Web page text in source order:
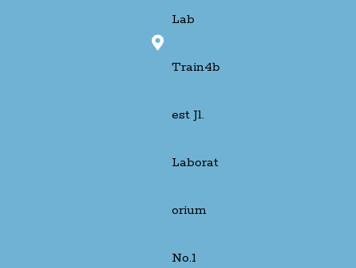
Lab
Train4b
est Jl.
Laborat
orium
No.1